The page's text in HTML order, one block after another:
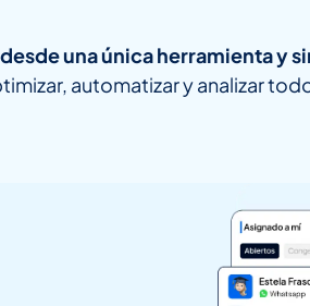
una única herramienta y
automatizar y analizar